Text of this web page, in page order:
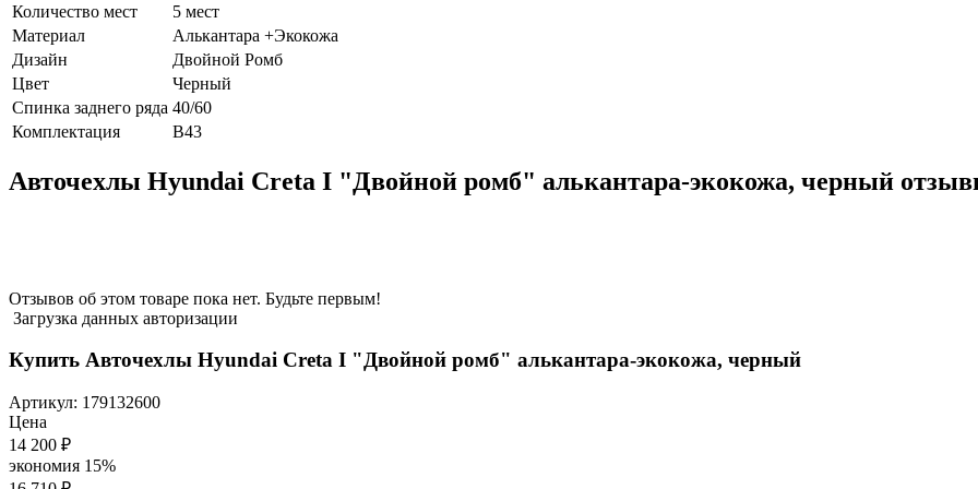
Количество мест
5 мест
Материал
Алькантара +Экокожа
Дизайн
Двойной Ромб
Цвет
Черный
Спинка заднего ряда 40/60
Комплектация
В43
Авточехлы Hyundai Creta I "Двойной ромб" алькантара-экокожа, черный
Отзывов об этом товаре пока нет. Будьте первым!
Загрузка данных авторизации
Купить Авточехлы Hyundai Creta I "Двойной ромб" алькантара-экокожа, черный
Артикул: 179132600
Цена
14 200 ₽
экономия 15%